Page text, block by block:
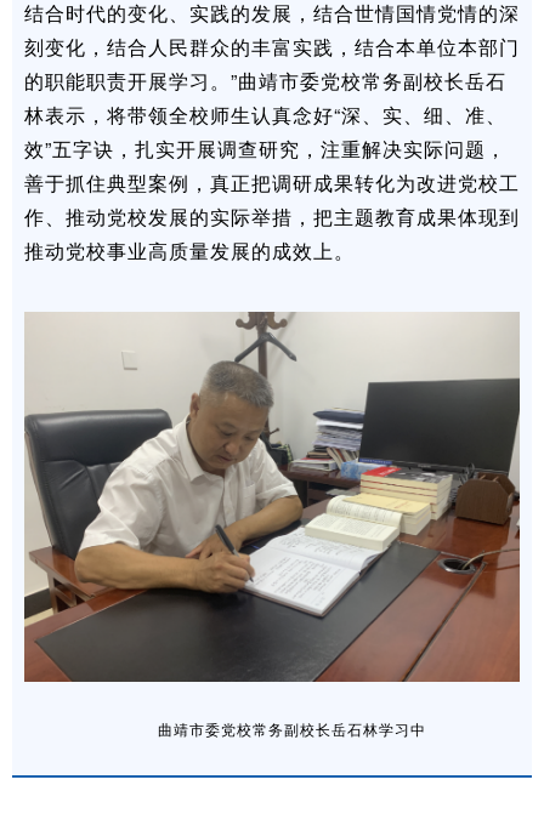
结合时代的变化、实践的发展，结合世情国情党情的深
刻变化，结合人民群众的丰富实践，结合本单位本部门
的职能职责开展学习。”曲靖市委党校常务副校长岳石
林表示，将带领全校师生认真念好“深、实、细、准、
效”五字诀，扎实开展调查研究，注重解决实际问题，
善于抓住典型案例，真正把调研成果转化为改进党校工
作、推动党校发展的实际举措，把主题教育成果体现到
推动党校事业高质量发展的成效上。
曲靖市委党校常务副校长岳石林学习中